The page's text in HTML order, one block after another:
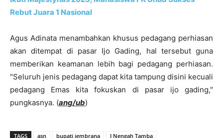
Rebut Juara 1 Nasional
Agus Adinata menambahkan khusus pedagang perhiasan
akan ditempat di pasar Ijo Gading, hal tersebut guna
memberikan keamanan lebih bagi pedagang perhiasan.
"Seluruh jenis pedagang dapat kita tampung disini kecuali
pedagang Emas kita fokuskan di pasar ijo gading,"
pungkasnya. (ang/ub)
TAGS asn bupati jembrana I Nengah Tamba